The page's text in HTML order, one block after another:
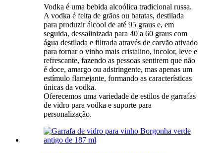
Vodka é uma bebida alcoólica tradicional russa.
A vodka é feita de grãos ou batatas, destilada
para produzir álcool de até 95 graus e, em
seguida, dessalinizada para 40 a 60 graus com
água destilada e filtrada através de carvão ativado
para tornar o vinho mais cristalino, incolor, leve e
refrescante, fazendo as pessoas sentirem que não
é doce, amargo ou adstringente, mas apenas um
estímulo flamejante, formando as características
únicas da vodka.
Oferecemos uma variedade de estilos de garrafas
de vidro para vodka e suporte para
personalização.